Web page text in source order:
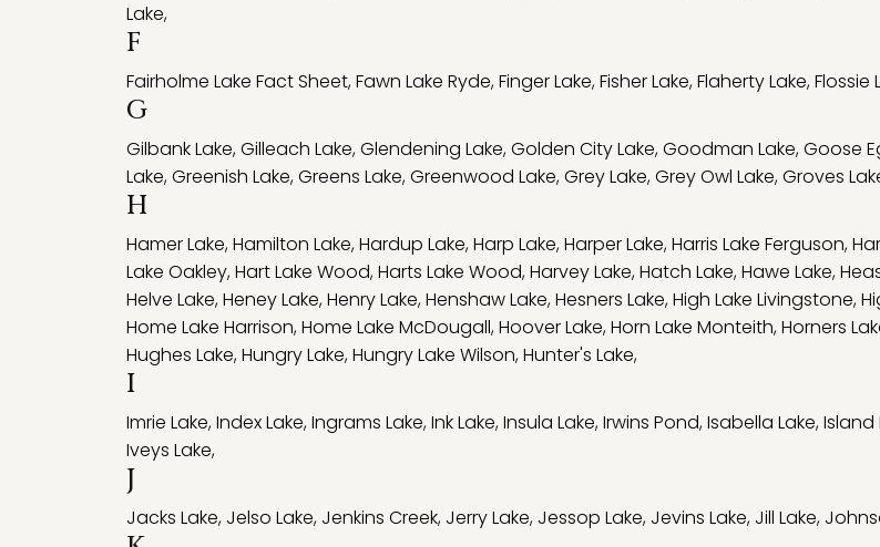
Lake,
F
Fairholme Lake Fact Sheet,Fawn Lake Ryde,Finger Lake,Fisher Lake,Flaherty Lake,Flossie
G
Gilbank Lake,Gilleach Lake,Glendening Lake,Golden City Lake,Goodman Lake,Goose
Lake,Greenish Lake,Greens Lake,Greenwood Lake,Grey Lake,Grey Owl Lake,Groves
H
Hamer Lake,Hamilton Lake,Hardup Lake,Harp Lake,Harper Lake,Harris Lake Ferguson,
Lake Oakley,Hart Lake Wood,Harts Lake Wood,Harvey Lake,Hatch Lake,Hawe Lake,
Helve Lake,Heney Lake,Henry Lake,Henshaw Lake,Hesners Lake,High Lake Livingstone,
Home Lake Harrison,Home Lake McDougall,Hoover Lake,Horn Lake Monteith,Horners
Hughes Lake,Hungry Lake,Hungry Lake Wilson,Hunter's Lake,
I
Imrie Lake,Index Lake,Ingrams Lake,Ink Lake,Insula Lake,Irwins Pond,Isabella Lake,Island
Iveys Lake,
J
Jacks Lake, Jelso Lake, Jenkins Creek, Jerry Lake, Jessop Lake, Jevins Lake, Jill Lake,